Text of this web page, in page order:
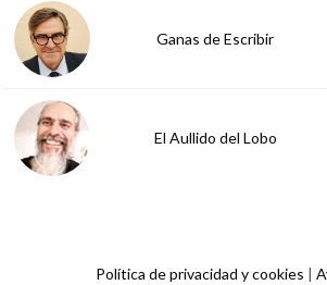
Ganas de Escribir
El Aullido del Lobo
Política de privacidad y cookies |